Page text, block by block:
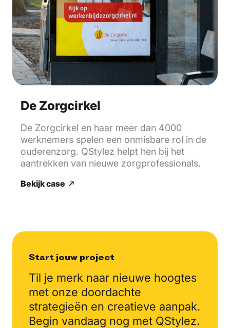
De Zorgcirkel
De Zorgcirkel en haar meer dan 4000
werknemers spelen een onmisbare rol in de
ouderenzorg. QStylez helpt hen bij het
aantrekken van nieuwe zorgprofessionals.
Bekijk case
Start jouw project
Til je merk naar nieuwe hoogtes
met onze doordachte
strategieën en creatieve aanpak.
Begin vandaag nog met QStylez.